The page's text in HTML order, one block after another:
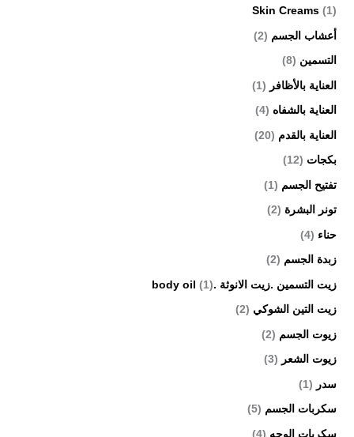
Skin Creams (1)
أعشاب الجسم (2)
التسمين (8)
العناية بالأظافر (1)
العناية بالشفاه (4)
العناية بالقدم (20)
بكجات (12)
تفتيح الجسم (1)
تونر البشرة (2)
حناء (4)
زبدة الجسم (2)
زيت التسمين .زيت الانوثة .body oil(1)
زيت التين الشوكي (2)
زيوت الجسم (2)
زيوت الشعر (3)
سدر (1)
سكربات الجسم (5)
سكربات الوجه (4)